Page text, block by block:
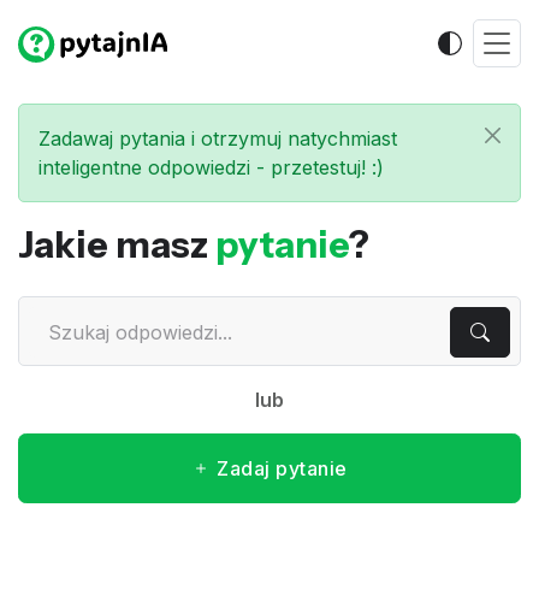
Zadawaj pytania i otrzymuj natychmiast
inteligentne odpowiedzi - przetestuj! :)
Jakie masz pytanie?
lub
Zadaj pytanie